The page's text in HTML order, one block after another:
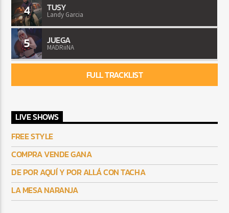
4 TUSY
Landy Garcia
5 JUEGA
MADRiiNA
FULL TRACKLIST
LIVE SHOWS
FREE STYLE
COMPRA VENDE GANA
DE POR AQUÍ Y POR ALLÁ CON TACHA
LA MESA NARANJA